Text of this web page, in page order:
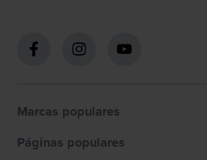
Marcas populares
Páginas populares